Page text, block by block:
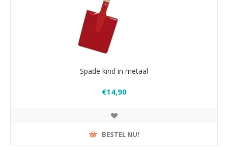
Spade kind in metaal
€14,90
BESTEL NU!